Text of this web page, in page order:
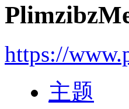
https://
主题